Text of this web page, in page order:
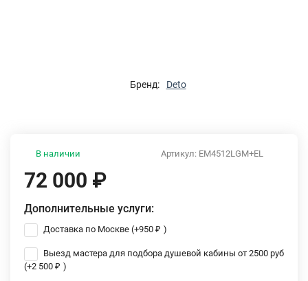
Бренд: Deto
Артикул: EM4512LGM+EL
В наличии
72 000 ₽
Дополнительные услуги:
Доставка по Москве (+950 ₽ )
Выезд мастера для подбора душевой кабины от 2500 руб
(+2 500 ₽ )